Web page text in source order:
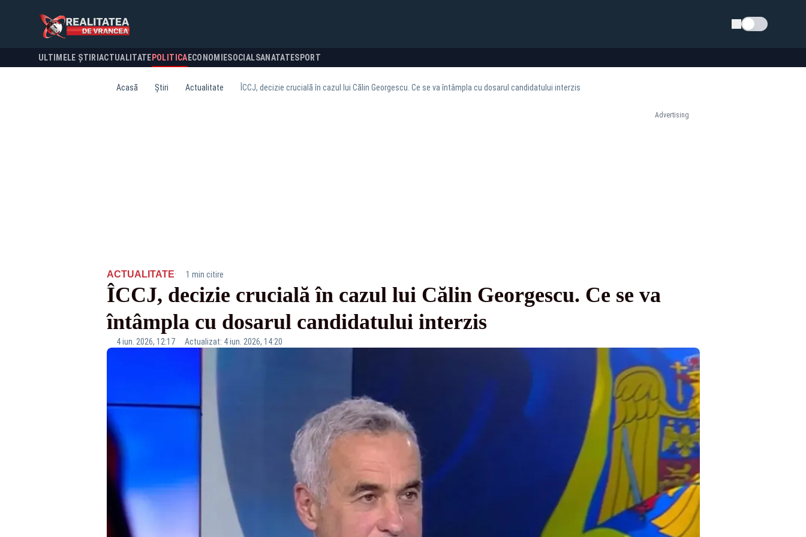
Schimba tema
ULTIMELE ȘTIRI ACTUALITATE POLITICA ECONOMIESOCIALSANATATESPORT
Acasă Știri Actualitate ÎCCJ, decizie crucială în cazul lui Călin Georgescu. Ce se va întâmpla cu dosarul candidatului interzis
Advertising
ACTUALITATE· 1 min citire
ÎCCJ, decizie crucială în cazul lui Călin Georgescu. Ce se va
întâmpla cu dosarul candidatului interzis
4 iun. 2026, 12:17 Actualizat: 4 iun. 2026, 14:20